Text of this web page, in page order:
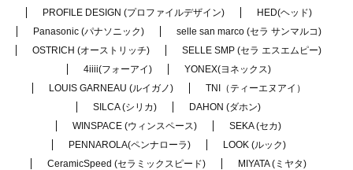
PROFILE DESIGN (プロファイルデザイン)
HED(ヘッド)
Panasonic (パナソニック)
selle san marco (セラ サンマルコ)
OSTRICH (オーストリッチ)
SELLE SMP (セラ エスエムピー)
4iiii(フォーアイ)
YONEX(ヨネックス)
LOUIS GARNEAU (ルイガノ)
TNI（ティーエヌアイ）
SILCA (シリカ)
DAHON (ダホン)
WINSPACE (ウィンスペース)
SEKA (セカ)
PENNAROLA(ペンナローラ)
LOOK (ルック)
CeramicSpeed (セラミックスピード)
MIYATA (ミヤタ)